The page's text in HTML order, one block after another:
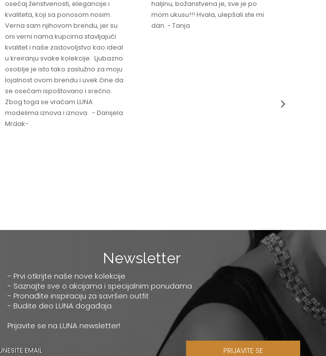
osećaj ženstvenosti, elegancije i
kvaliteta, koji sa ponosom nosim.
Verna sam njihovom brendu, jer su
oni verni nama kupcima stavljajući
kvalitet i naše zadovoljstvo kao ideal
u kreiranju svake kolekcije. Ljubazno
osoblje je isto tako zaslužno za moju
lojalnost ovom brendu i uvek čine da
se osećam ispoštovano i srećno.
Zbog toga se vraćam LUNA
modelima iznova i iznova. - Danijela
Mrdak-
haljinu, božanstvena je, sve je po
mom ukusu!!! Hvala, ulepšali ste mi
dan. - Tanja
Newsletter
- Prvi otkrijte naše nove kolekcije
- Saznajte sve o akcijama i specijalnim ponudama
- Pronađite inspiraciju za savršen outfit
- Budite deo LUNA događaja
Prijavite se na LUNA newsletter!
PRIJAVITE SE